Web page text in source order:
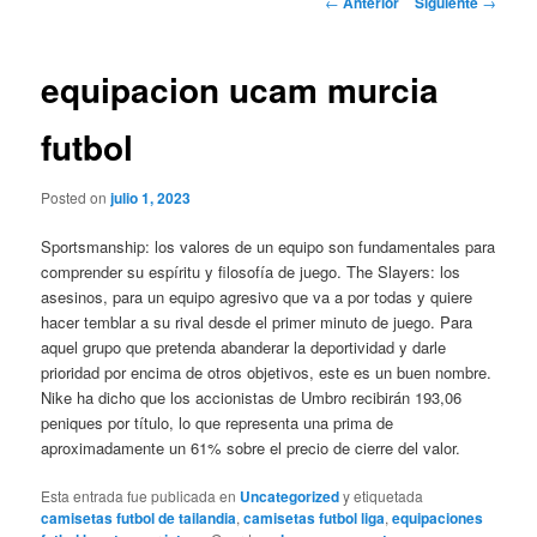
equipacion ucam murcia
futbol
Posted onjulio 1, 2023
Sportsmanship: los valores de un equipo son fundamentales para
comprender su espíritu y filosofía de juego. The Slayers: los
asesinos, para un equipo agresivo que va a por todas y quiere
hacer temblar a su rival desde el primer minuto de juego. Para
aquel grupo que pretenda abanderar la deportividad y darle
prioridad por encima de otros objetivos, este es un buen nombre.
Nike ha dicho que los accionistas de Umbro recibirán 193,06
peniques por título, lo que representa una prima de
aproximadamente un 61% sobre el precio de cierre del valor.
Esta entrada fue publicada en Uncategorizedy etiquetada
camisetas futbol de tailandia,camisetas futbol liga,equipaciones